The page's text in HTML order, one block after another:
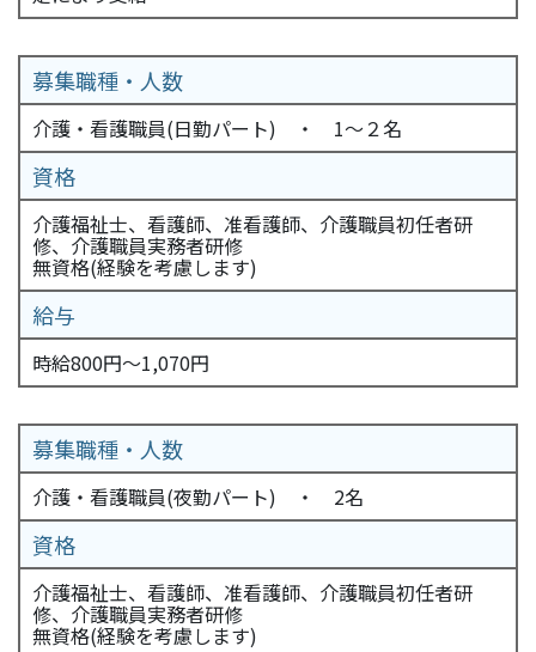
募集職種・人数
介護・看護職員(日勤パート) ・ 1～２名
資格
介護福祉士、看護師、准看護師、介護職員初任者研
修、介護職員実務者研修
無資格(経験を考慮します)
給与
時給800円～1,070円
募集職種・人数
介護・看護職員(夜勤パート) ・ 2名
資格
介護福祉士、看護師、准看護師、介護職員初任者研
修、介護職員実務者研修
無資格(経験を考慮します)